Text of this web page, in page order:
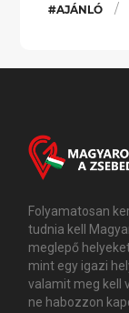
#AJÁNLÓ /
Folyamatosan
tudnia kell
meglepő
mint egy igazi
valamit meg kell
ne habozzon